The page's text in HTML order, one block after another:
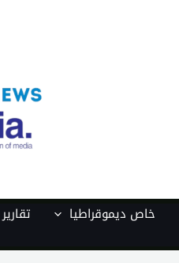
خاص ديموقراطيا تقارير